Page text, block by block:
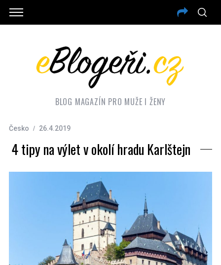
BLOG MAGAZÍN PRO MUŽE I ŽENY
Česko 26.4.2019
4 tipy na výlet v okolí hradu Karlštejn